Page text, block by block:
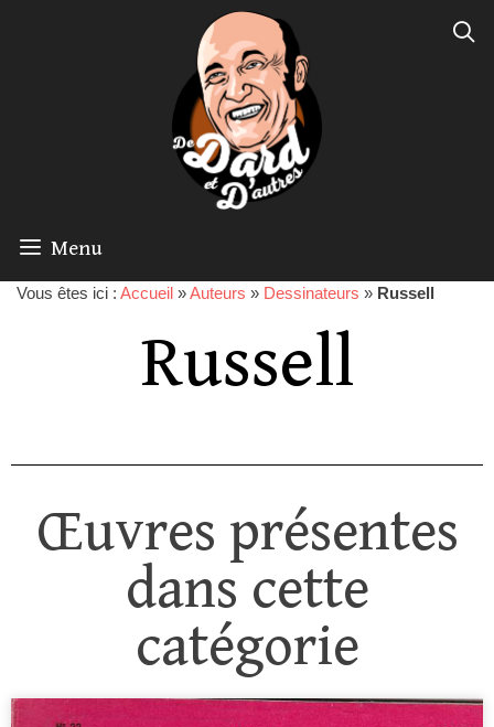
Menu
Vous êtes ici : Accueil »Auteurs » Dessinateurs » Russell
Russell
Œuvres présentes
dans cette
catégorie